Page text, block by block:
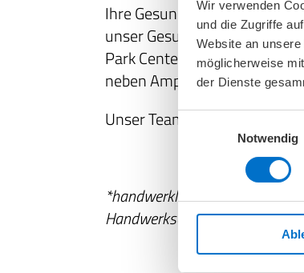
Wir verwenden
und die Zugriffe
Website an
möglicherweise
der Dienste
Einwilligungsauswahl
Notwendig
Ihre Gesundheit steht bei
unser Gesundheitshaus Am
Park Center - Zugang über
neben Amplifon.
Unser Team freut sich auf Sie.
*handwerklich unerheblicher
Handwerksordnung. Filiale